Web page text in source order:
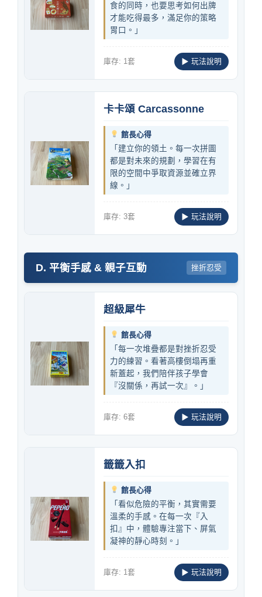
食的同時，也要思考如何出牌
才能吃得最多，滿足你的策略
胃口。」
庫存: 1套 ▶ 玩法說明
卡卡頌 Carcassonne
館長心得
「建立你的領土。每一次拼圖
都是對未來的規劃，學習在有
限的空間中爭取資源並確立界
線。」
庫存: 3套 ▶ 玩法說明
D. 平衡手感 & 親子互動 挫折忍受
超級犀牛
館長心得
「每一次堆疊都是對挫折忍受
力的練習。看著高樓倒塌再重
新蓋起，我們陪伴孩子學會
『沒關係，再試一次』。」
庫存: 6套 ▶ 玩法說明
籤籤入扣
館長心得
「看似危險的平衡，其實需要
溫柔的手感。在每一次『入
扣』中，體驗專注當下、屏氣
凝神的靜心時刻。」
庫存: 1套 ▶ 玩法說明